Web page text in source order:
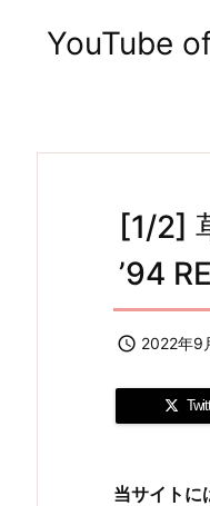
YouTube
[1/2]
’94
 2022年9
当サイトに